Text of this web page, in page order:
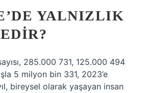
YALNIZLIK
285.000 731, 125.000 494
5 milyon bin 331, 2023’e
bireysel olarak yaşayan insan